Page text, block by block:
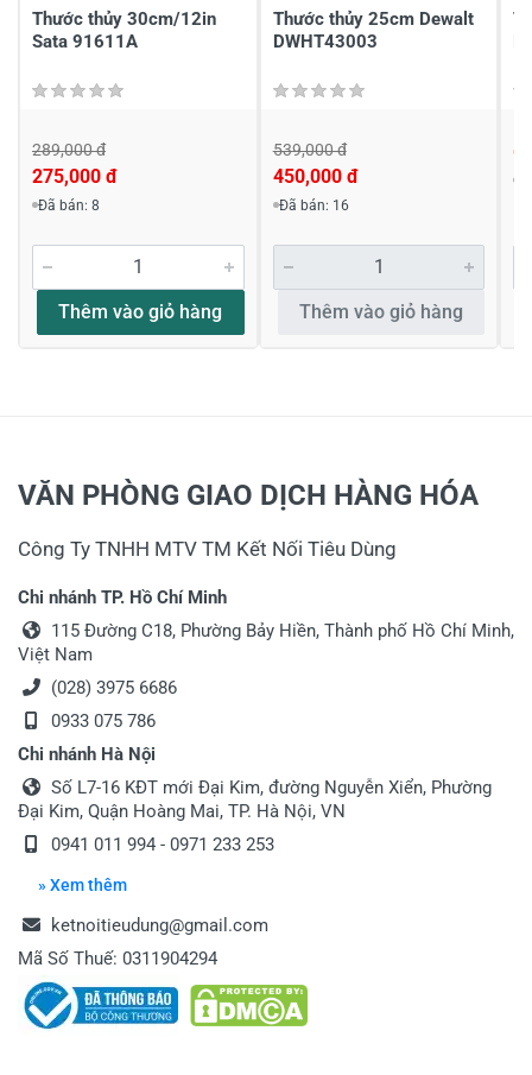
Viết nhận xét về sản phẩm
Đánh giá sao
Viết nhận xét của bạn vào bên dưới *
Gửi nhận xét
Thước thủy 30cm/12in
Sata 91611A
289,000 đ
275,000 đ
Đã bán: 8
Thêm vào giỏ hàng
Thước thủy 25cm Dewalt
DWHT43003
539,000 đ
450,000 đ
Đã bán: 16
Thêm vào giỏ hàng
VĂN PHÒNG GIAO DỊCH HÀNG HÓA
Công Ty TNHH MTV TM Kết Nối Tiêu Dùng
Chi nhánh TP. Hồ Chí Minh
115 Đường C18, Phường Bảy Hiền, Thành phố Hồ Chí Minh,
Việt Nam
(028) 3975 6686
0933 075 786
Chi nhánh Hà Nội
Số L7-16 KĐT mới Đại Kim, đường Nguyễn Xiển, Phường
Đại Kim, Quận Hoàng Mai, TP. Hà Nội, VN
0941 011 994 - 0971 233 253
» Xem thêm
ketnoitieudung@gmail.com
Mã Số Thuế: 0311904294